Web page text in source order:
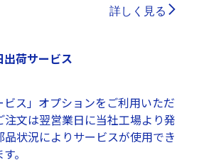
詳しく見る
出荷サービス
ビス」オプションをご利用いただ
注文は翌営業日に当社工場より発
状況によりサービスが使用でき
。